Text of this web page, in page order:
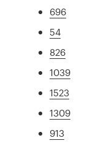
696
54
826
1039
1523
1309
913